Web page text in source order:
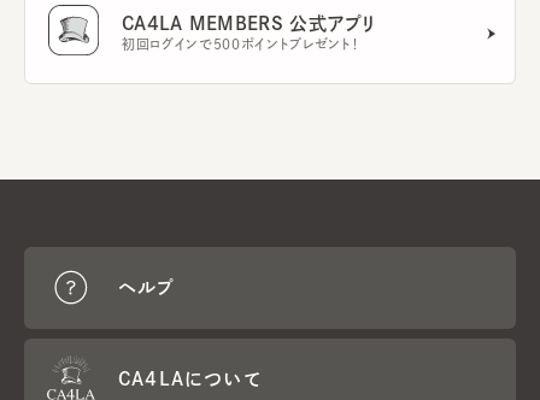
CA4LA MEMBERS 公式アプリ
初回ログインで500ポイントプレゼント！
ヘルプ
CA4LAについて